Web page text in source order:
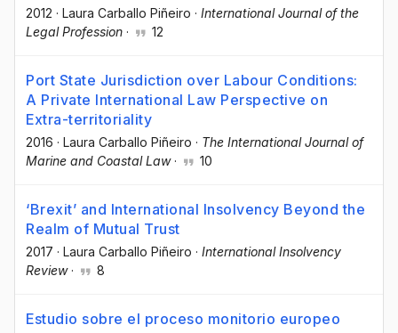
2012 · Laura Carballo Piñeiro · International Journal of the
Legal Profession · 12
Port State Jurisdiction over Labour Conditions:
A Private International Law Perspective on
Extra-territoriality
2016 · Laura Carballo Piñeiro · The International Journal of
Marine and Coastal Law· 10
‘Brexit’ and International Insolvency Beyond the
Realm of Mutual Trust
2017 · Laura Carballo Piñeiro · International Insolvency
Review· 8
Estudio sobre el proceso monitorio europeo